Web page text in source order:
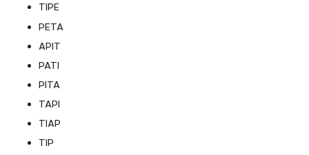
TIPE
PETA
APIT
PATI
PITA
TAPI
TIAP
TIP